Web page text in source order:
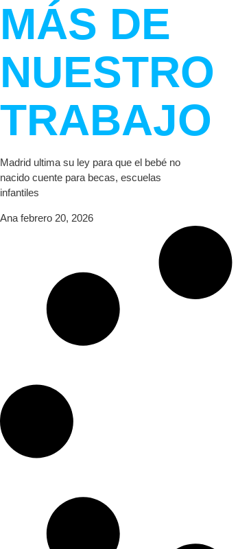
MÁS DE
NUESTRO
TRABAJO
Madrid ultima su ley para que el bebé no
nacido cuente para becas, escuelas
infantiles
Ana febrero 20, 2026